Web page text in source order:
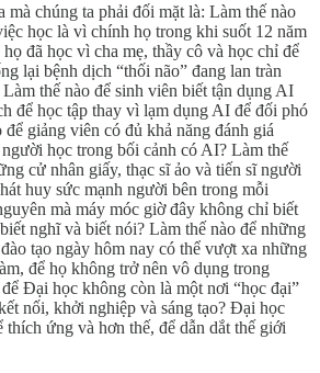
mà chúng ta phải đối mặt là: Làm thế nào
học là vì chính họ trong khi suốt 12 năm
đã học vì cha mẹ, thầy cô và học chỉ để
lại bệnh dịch “thối não” đang lan tràn
thế nào để sinh viên biết tận dụng AI
để học tập thay vì lạm dụng AI để đối phó
giảng viên có đủ khả năng đánh giá
học trong bối cảnh có AI? Làm thế
cử nhân giấy, thạc sĩ ảo và tiến sĩ người
huy sức mạnh người bên trong mỗi
mà máy móc giờ đây không chỉ biết
nghĩ và biết nói? Làm thế nào để những
tạo ngày hôm nay có thể vượt xa những
để họ không trở nên vô dụng trong
Đại học không còn là một nơi “học đại”
nối, khởi nghiệp và sáng tạo? Đại học
thích ứng và hơn thế, để dẫn dắt thế giới